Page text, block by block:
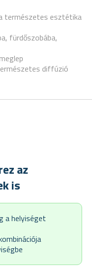
természetes esztétika
fürdőszobába,
diffúzió
az
is
a helyiséget